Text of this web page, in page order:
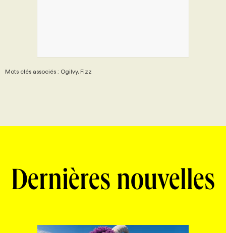
Mots clés associés : Ogilvy, Fizz
Dernières nouvelles